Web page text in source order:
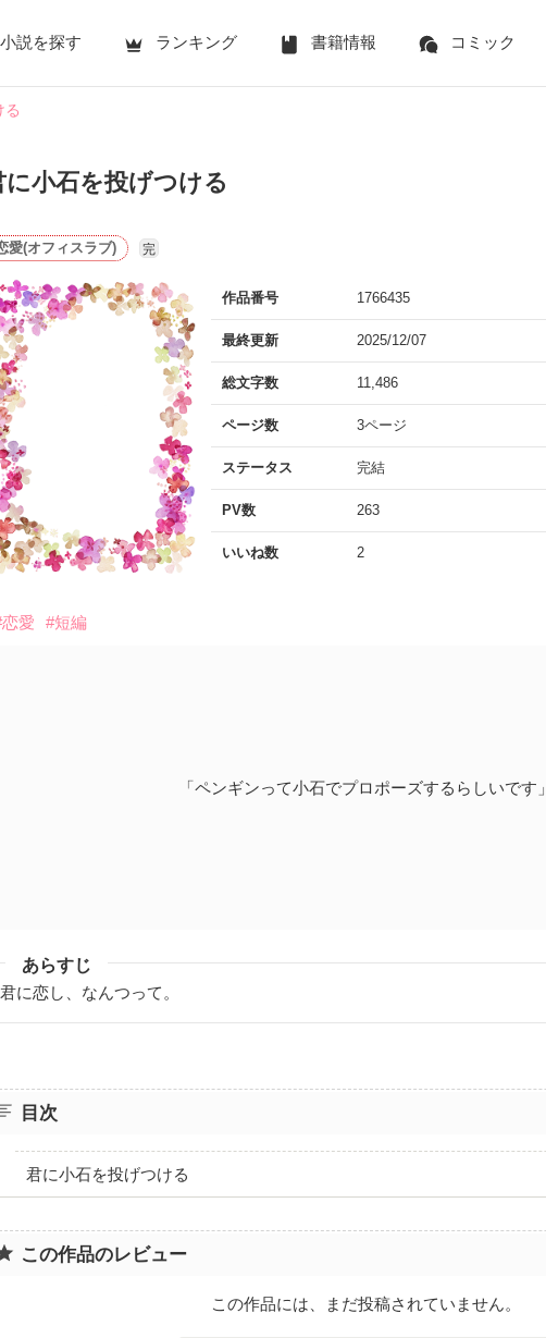
小説を探す ランキング 書籍情報 コミック
る
に小石を投げつける
愛(オフィスラブ) 完
作品番号 1766435
最終更新 2025/12/07
総文字数 11,486
ページ数 3ページ
ステータス 完結
PV数 263
いいね数 2
愛 #短編
「ペンギンって小石でプロポーズするらしいです」
あらすじ
君に恋し、なんつって。
目次
君に小石を投げつける
この作品のレビュー
この作品には、まだ投稿されていません。